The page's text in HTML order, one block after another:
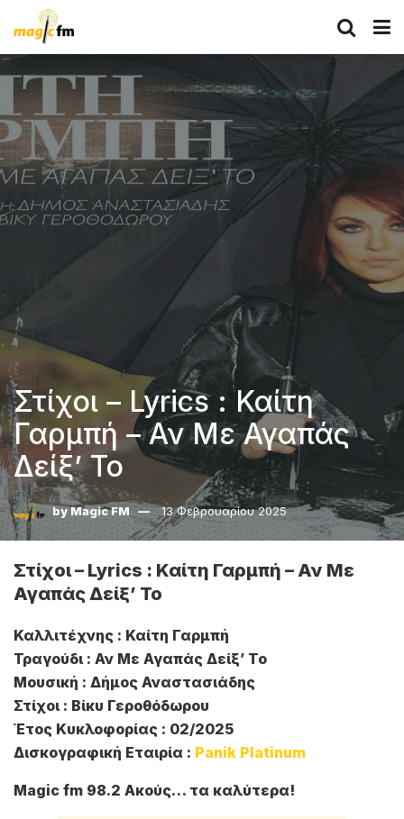
Στίχοι – Lyrics : Καίτη
Γαρμπή – Αν Με Αγαπάς
Δείξ’ Το
byMagic FM 13 Φεβρουαρίου 2025
Στίχοι – Lyrics : Καίτη Γαρμπή – Αν Με
Αγαπάς Δείξ’ Το
Καλλιτέχνης : Καίτη Γαρμπή
Τραγούδι : Αν Με Αγαπάς Δείξ’ Το
Μουσική : Δήμος Αναστασιάδης
Στίχοι : Βίκυ Γεροθόδωρου
Έτος Κυκλοφορίας : 02/2025
Δισκογραφική Εταιρία : Panik Platinum
Magic fm 98.2 Ακούς… τα καλύτερα!